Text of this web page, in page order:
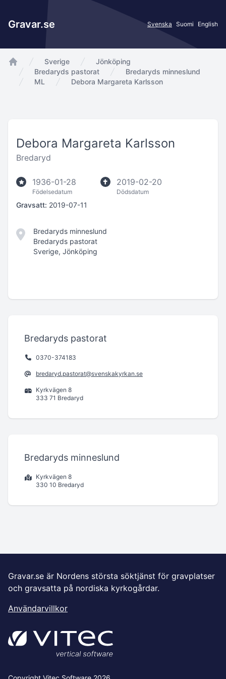
Gravar.se Svenska Suomi English
app.Start
Sverige
Jönköping
Bredaryds pastorat
Bredaryds minneslund
ML
Debora Margareta Karlsson
Debora Margareta Karlsson
Bredaryd
1936-01-28
Födelsedatum
2019-02-20
Dödsdatum
Gravsatt: 2019-07-11
Bredaryds minneslund
Bredaryds pastorat
Sverige, Jönköping
Bredaryds pastorat
0370-374183
bredaryd.pastorat@svenskakyrkan.se
Kyrkvägen 8
333 71 Bredaryd
Bredaryds minneslund
Kyrkvägen 8
330 10 Bredaryd
Gravar.se är Nordens största söktjänst för gravplatser
och gravsatta på nordiska kyrkogårdar.
Användarvillkor